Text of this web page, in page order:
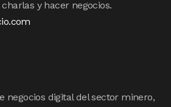
y hacer negocios.
negocios digital del sector minero,